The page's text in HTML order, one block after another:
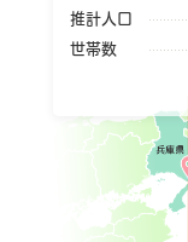
推計人口
世帯数